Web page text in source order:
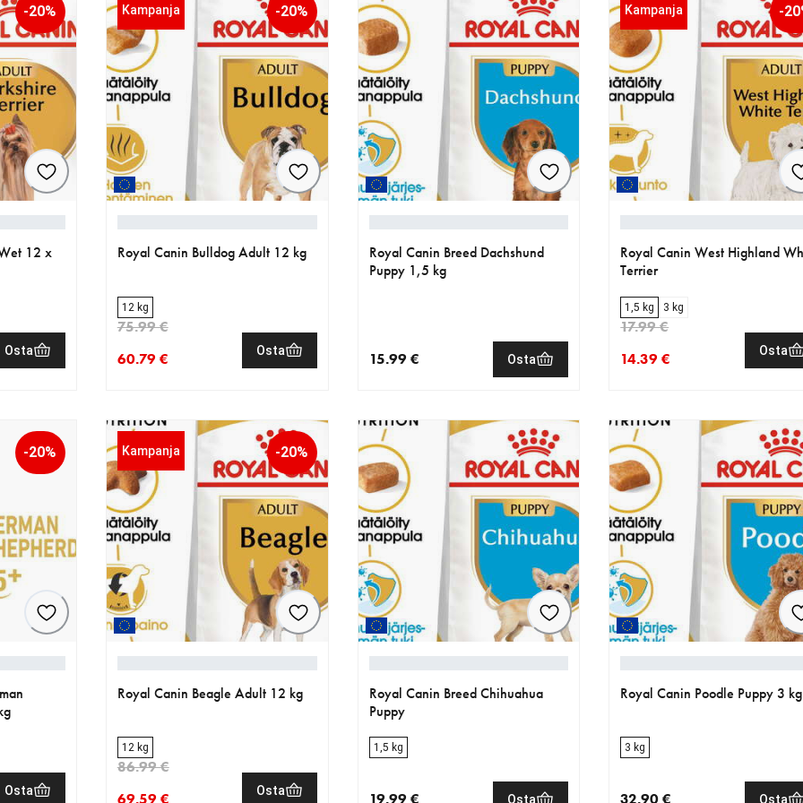
-20%
12 x
Osta
Kampanja -20%
Royal Canin Bulldog Adult 12 kg
12 kg
60.79 €
75.99 €
Osta
Royal Canin Breed Dachshund
Puppy 1,5 kg
15.99 € Osta
Kampanja -
Royal Canin West Highland
Terrier
1,5 kg 3 kg
14.39 €
17.99 €
Osta
-20%
Osta
Kampanja -20%
Royal Canin Beagle Adult 12 kg
12 kg
69.59 €
86.99 €
Osta
Royal Canin Breed Chihuahua
Puppy
1,5 kg
19.99 € Osta
Royal Canin Poodle Puppy 3 kg
3 kg
32.90 € Osta